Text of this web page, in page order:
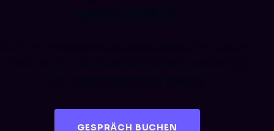
GESPRÄCH BUCHEN